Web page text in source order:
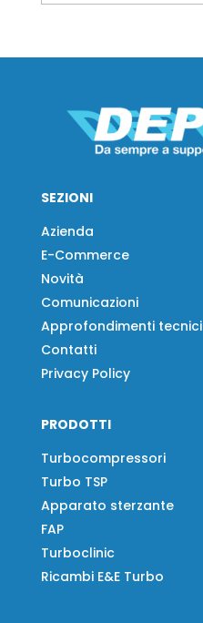
SEZIONI
Azienda
E-Commerce
Novità
Comunicazioni
Approfondimenti tecnici
Contatti
Privacy Policy
PRODOTTI
Turbocompressori
Turbo TSP
Apparato sterzante
FAP
Turboclinic
Ricambi E&E Turbo